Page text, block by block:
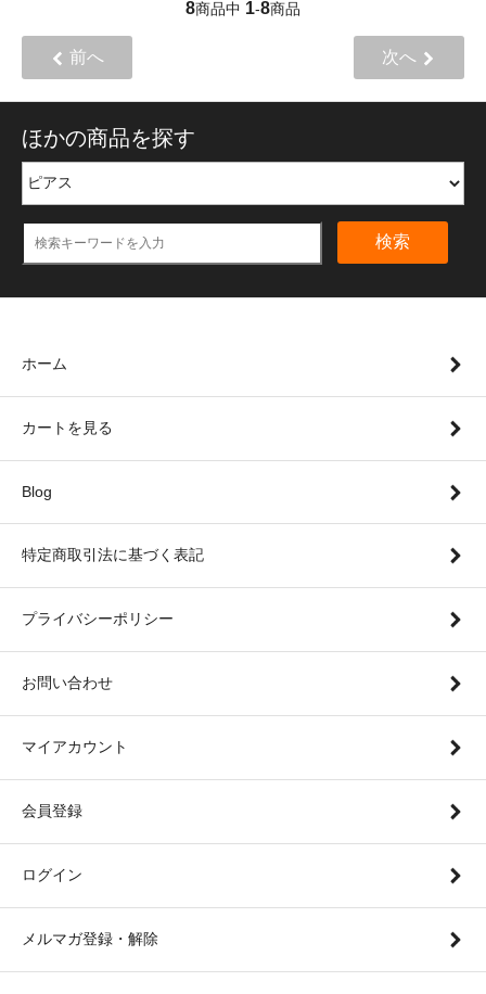
8商品中 1-8商品
前へ 次へ
ほかの商品を探す
検索
ホーム
カートを見る
Blog
特定商取引法に基づく表記
プライバシーポリシー
お問い合わせ
マイアカウント
会員登録
ログイン
メルマガ登録・解除